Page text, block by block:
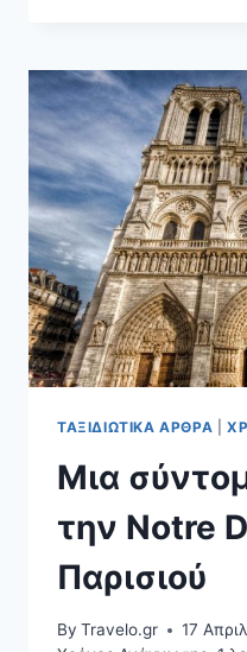
ΤΑΞΙΔΙΩΤΙΚΆ ΆΡΘΡΑ
Μια
την Notre
Παρισιού
By Travelo.gr
17